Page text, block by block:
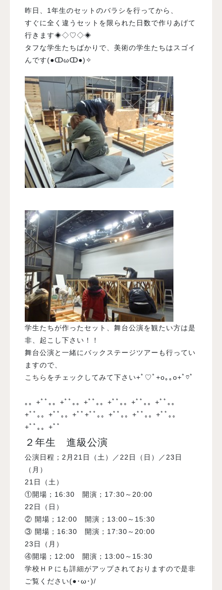
昨日、1年生のセットのバラシを行ってから、
すぐに全く違うセットを限られた日数で作りあげて
行きます◈◇♡◇◈
タフな学生たちばかりで、美術の学生たちはスゴイ
んです(●ↀωↀ●)✧
学生たちが作ったセット、舞台公演を観たい方は是
非、起こし下さい！！
舞台公演と一緒にバックステージツアーも行ってい
ますので、
こちら をチェックしてみて下さい+ﾟ♡ﾟ+o｡｡o+ﾟ♡ﾟ
｡。+ﾟﾟ｡。+ﾟﾟ｡。+ﾟﾟ｡。+ﾟﾟ｡。+ﾟﾟ｡。+ﾟﾟ｡。
+ﾟﾟ｡。+ﾟﾟ｡。+ﾟﾟ+ﾟﾟ｡。+ﾟﾟ｡。+ﾟﾟ｡。+ﾟﾟ｡。
+ﾟﾟ｡。+ﾟﾟ
２年生 進級公演
公演日程；2月21日（土）／22日（日）／23日
（月）
21日（土）
①開場；16:30 開演；17:30～20:00
22日（日）
② 開場；12:00 開演；13:00～15:30
③ 開場；16:30 開演；17:30～20:00
23日（月）
④開場；12:00 開演；13:00～15:30
学校ＨＰにも詳細がアップされておりますので是非
ご覧ください(●･ω･)/